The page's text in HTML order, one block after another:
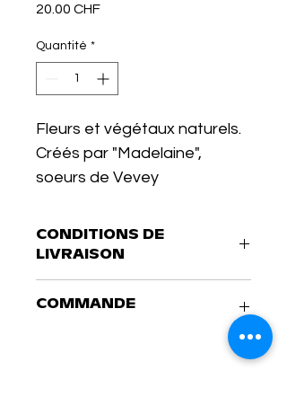
20.00 CHFPrix
Quantité *
Fleurs et végétaux naturels.
Créés par "Madelaine",
soeurs de Vevey
CONDITIONS DE
LIVRAISON
à la boutique
2. Envoie du coli par poste, frais de
COMMANDE
suivante: julie.handloser@hotmail.ch